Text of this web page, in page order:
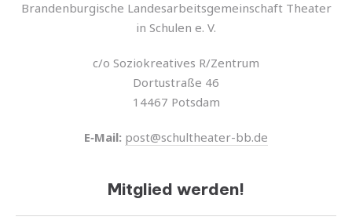
Brandenburgische Landesarbeitsgemeinschaft Theater
in Schulen e. V.
c/o Soziokreatives R/Zentrum
Dortustraße 46
14467 Potsdam
E‑Mail: post@schultheater-bb.de
Mitglied werden!